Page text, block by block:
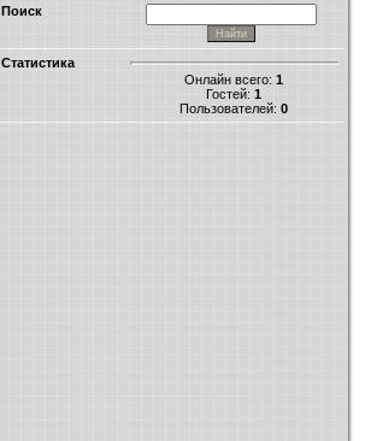
Поиск
Статистика
Онлайн всего: 1
Гостей: 1
Пользователей: 0